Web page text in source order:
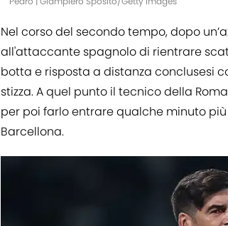
Nel corso del secondo tempo, dopo
all'attaccante spagnolo di rientrare
botta e risposta a distanza conclusesi
stizza. A quel punto il tecnico della
per poi farlo entrare qualche minuto
Barcellona.